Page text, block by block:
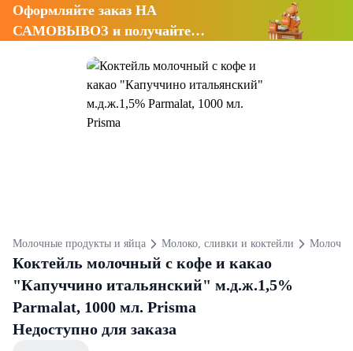
Оформляйте заказ НА
САМОВЫВОЗ и получайте
Молочные продукты и яйца Молоко, сливки и коктейли
Коктейль молочный с кофе и какао
"Капуччино итальянский" м.д.ж.1,5%
Parmalat, 1000 мл. Prisma
Недоступно для заказа